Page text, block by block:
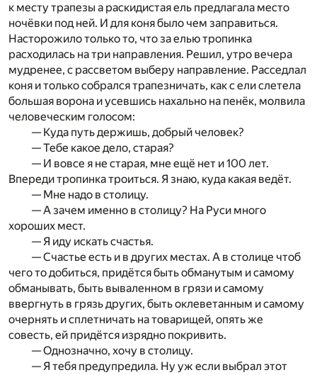
к месту трапезы а раскидистая ель предлагала место
ночёвки под ней. И для коня было чем заправиться.
Насторожило только то, что за елью тропинка
расходилась на три направления. Решил, утро вечера
мудренее, с рассветом выберу направление. Расседлал
коня и только собрался трапезничать, как с ели слетела
большая ворона и усевшись нахально на пенёк, молвила
человеческим голосом:
— Куда путь держишь, добрый человек?
— Тебе какое дело, старая?
— И вовсе я не старая, мне ещё нет и 100 лет.
Впереди тропинка троиться. Я знаю, куда какая ведёт.
— Мне надо в столицу.
— А зачем именно в столицу? На Руси много
хороших мест.
— Я иду искать счастья.
— Счастье есть и в других местах. А в столице чтоб
чего то добиться, придётся быть обманутым и самому
обманывать, быть вываленном в грязи и самому
ввергнуть в грязь других, быть оклеветанным и самому
очернять и сплетничать на товарищей, опять же
совесть, ей придётся изрядно покривить.
— Однозначно, хочу в столицу.
— Я тебя предупредила. Ну уж если выбрал этот